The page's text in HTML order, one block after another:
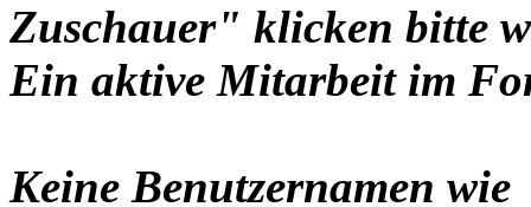
Zuschauer" klicken bitte
Ein aktive Mitarbeit im
Keine Benutzernamen